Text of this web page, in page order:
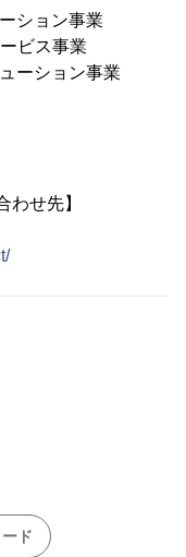
ション事業
ス事業
ション事業
わせ先】
ド